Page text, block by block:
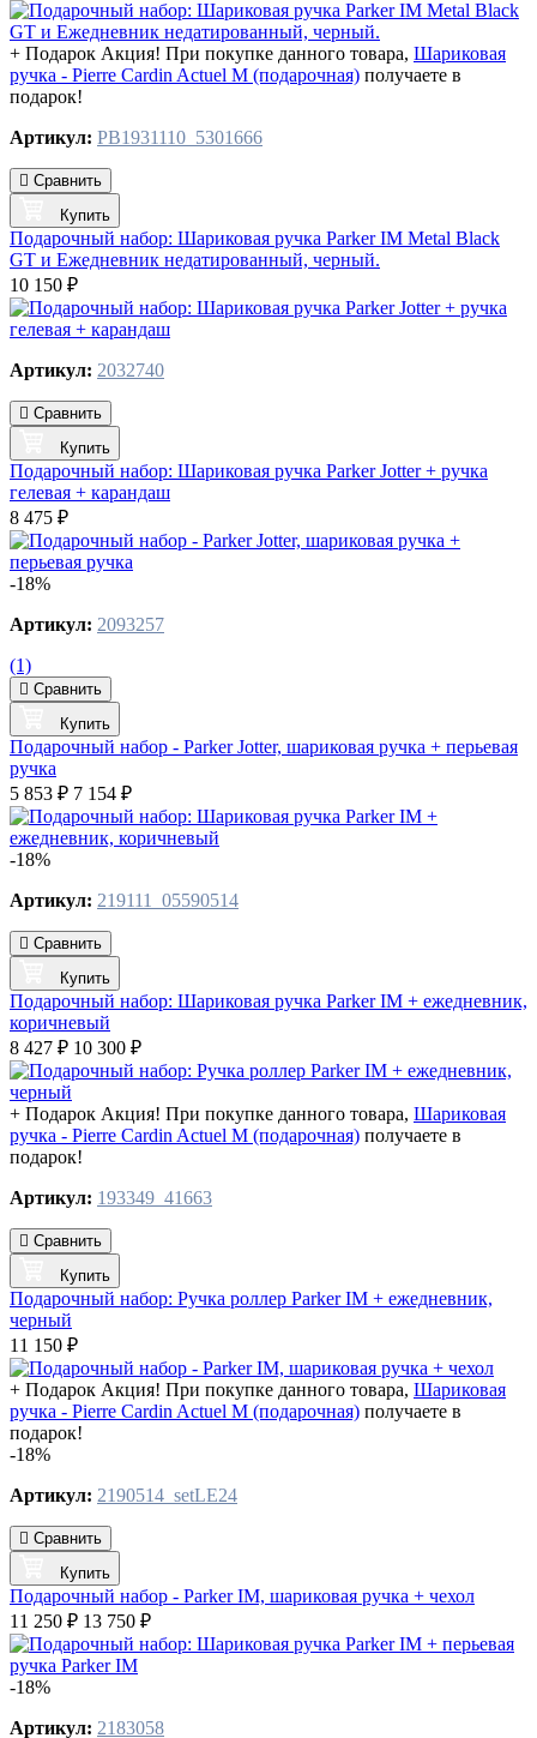
+ Подарок Акция! При покупке данного товара, Шариковая
ручка - Pierre Cardin Actuel M (подарочная) получаете в
подарок!
Артикул: PB1931110_5301666
Сравнить
Купить
Подарочный набор: Шариковая ручка Parker IM Metal Black
GT и Ежедневник недатированный, черный.
10 150 ₽
Артикул: 2032740
Сравнить
Купить
Подарочный набор: Шариковая ручка Parker Jotter + ручка
гелевая + карандаш
8 475 ₽
-18%
Артикул: 2093257
(1)
Сравнить
Купить
Подарочный набор - Parker Jotter, шариковая ручка + перьевая
ручка
5 853 ₽ 7 154 ₽
-18%
Артикул: 219111_05590514
Сравнить
Купить
Подарочный набор: Шариковая ручка Parker IM + ежедневник,
коричневый
8 427 ₽ 10 300 ₽
+ Подарок Акция! При покупке данного товара, Шариковая
ручка - Pierre Cardin Actuel M (подарочная) получаете в
подарок!
Артикул: 193349_41663
Сравнить
Купить
Подарочный набор: Ручка роллер Parker IM + ежедневник,
черный
11 150 ₽
+ Подарок Акция! При покупке данного товара, Шариковая
ручка - Pierre Cardin Actuel M (подарочная) получаете в
подарок!
-18%
Артикул: 2190514_setLE24
Сравнить
Купить
Подарочный набор - Parker IM, шариковая ручка + чехол
11 250 ₽ 13 750 ₽
-18%
Артикул: 2183058